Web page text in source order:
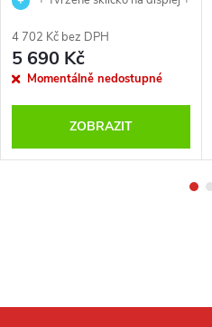
4 702 Kč bez DPH
5 690 Kč
Momentálně nedostupné
ZOBRAZIT